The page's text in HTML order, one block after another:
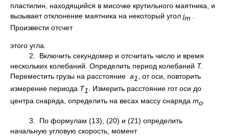
пластилин, находящийся в мисочке крутильно­го маятника, и
вызывает отклонение маятника на некоторый угол jт
Произвести отсчет
этого угла.
2. Включить секундомер и отсчитать число и время
нескольких колебаний. Определить период колебаний Т.
Переместить грузы на расстояние а1, от оси, повторить
изме­рение периода T1 Измерить расстояние rот оси до
центра снаряда, определить на весах массу снаряда mо
3. По формулам (13), (20) и (21) определить
начальную угловую скорость, момент